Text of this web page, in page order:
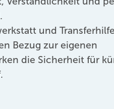
und
Bezug zur eigenen
die Sicherheit für